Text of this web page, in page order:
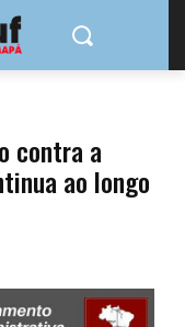
contra a
ao longo